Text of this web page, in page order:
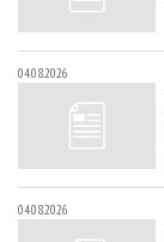
04.08.2026
04.08.2026